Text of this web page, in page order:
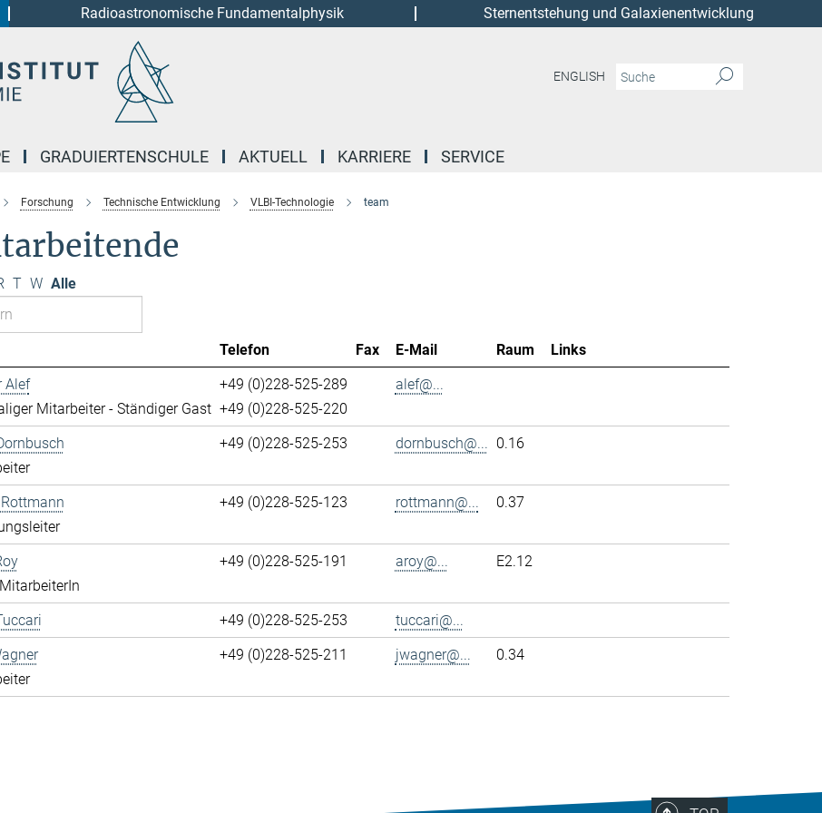
Radioastronomische Fundamentalphysik Sternentstehung und Galaxienentwicklung
ENGLISH
GRADUIERTENSCHULE AKTUELL KARRIERE SERVICE
Forschung Technische Entwicklung VLBI-Technologie team
T W Alle
Telefon Fax E-Mail Raum
Links
Alef
Mitarbeiter - Ständiger Gast
+49 (0)228-525-289
+49 (0)228-525-220
alef@...
+49 (0)228-525-253 dornbusch@... 0.16
+49 (0)228-525-123 rottmann@... 0.37
+49 (0)228-525-191 aroy@... E2.12
+49 (0)228-525-253
tuccari@...
+49 (0)228-525-211 jwagner@... 0.34